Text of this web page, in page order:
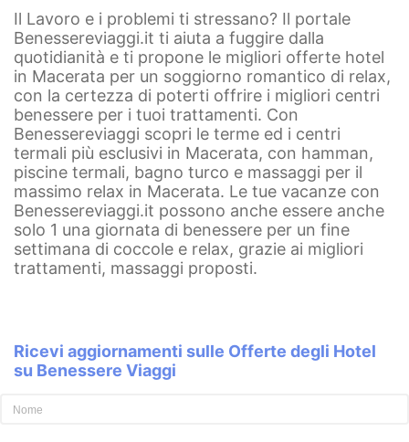
Il Lavoro e i problemi ti stressano? Il portale
Benessereviaggi.it ti aiuta a fuggire dalla
quotidianità e ti propone le migliori offerte hotel
in Macerata per un soggiorno romantico di relax,
con la certezza di poterti offrire i migliori centri
benessere per i tuoi trattamenti. Con
Benessereviaggi scopri le terme ed i centri
termali più esclusivi in Macerata, con hamman,
piscine termali, bagno turco e massaggi per il
massimo relax in Macerata. Le tue vacanze con
Benessereviaggi.it possono anche essere anche
solo 1 una giornata di benessere per un fine
settimana di coccole e relax, grazie ai migliori
trattamenti, massaggi proposti.
Ricevi aggiornamenti sulle Offerte degli Hotel
su Benessere Viaggi